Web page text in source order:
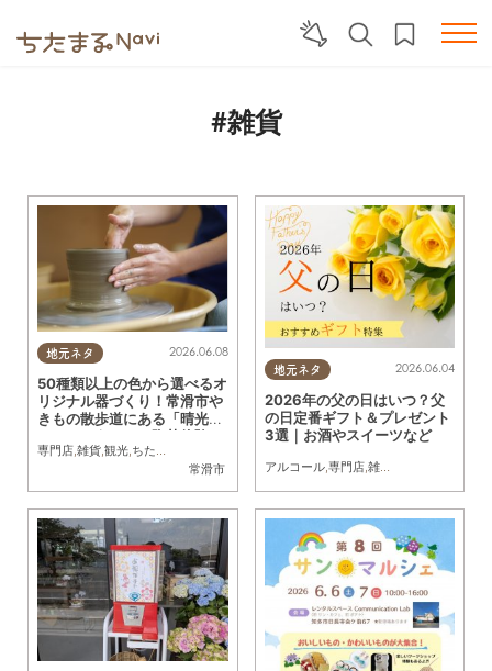
#雑貨
地元ネタ
常滑市
2026.06.08
50種類以上の色から選べるオ
リジナル器づくり！常滑市や
きもの散歩道にある「晴光
（せいこう）」で陶芸体験し
てみた
専門店 雑貨 観光 ちたまるスタイル掲載店 行ってみたレポ
地元ネタ 2026.06.04
2026年の父の日はいつ？父
の日定番ギフト＆プレゼント
3選｜お酒やスイーツなど
アルコール, 専門店, 雑貨